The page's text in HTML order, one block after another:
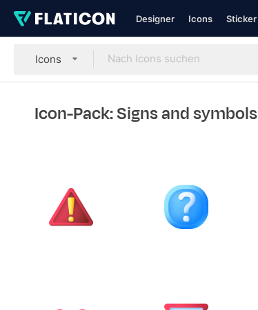
Designer Icons Sticker
Icons
Icon-Pack: Signs and symbols